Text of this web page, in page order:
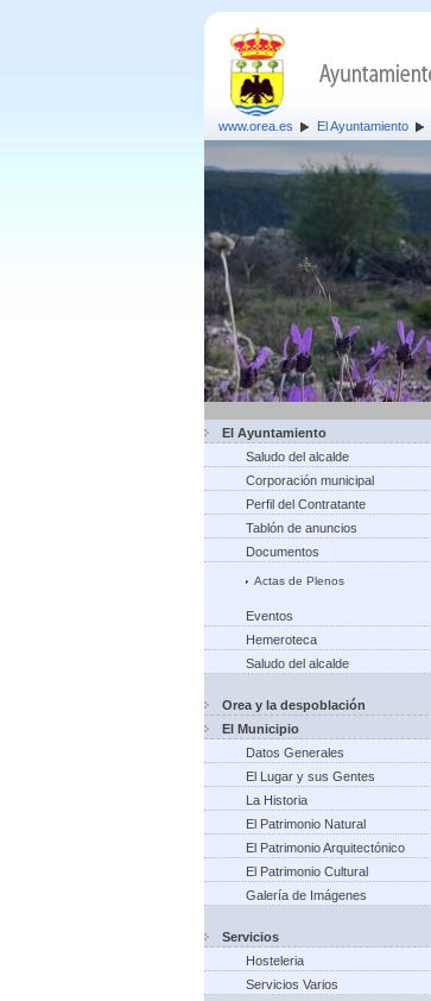
www.orea.es El Ayuntamiento
El Ayuntamiento
Saludo del alcalde
Corporación municipal
Perfil del Contratante
Tablón de anuncios
Documentos
Actas de Plenos
Eventos
Hemeroteca
Saludo del alcalde
Orea y la despoblación
El Municipio
Datos Generales
El Lugar y sus Gentes
La Historia
El Patrimonio Natural
El Patrimonio Arquitectónico
El Patrimonio Cultural
Galería de Imágenes
Servicios
Hosteleria
Servicios Varios